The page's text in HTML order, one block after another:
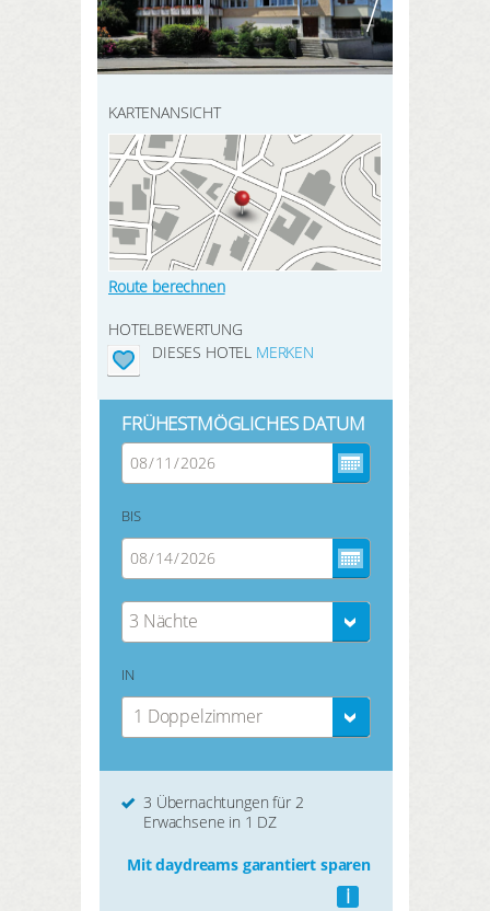
HIER REGISTRIEREN
ANMELDEN
SUCHEN
KARTENANSICHT
Route berechnen
HOTELBEWERTUNG
DIESES HOTEL MERKEN
FRÜHESTMÖGLICHES DATUM
BIS
3 Nächte
IN
1 Doppelzimmer
3 Übernachtungen für 2
Erwachsene in 1 DZ
Mit daydreams garantiert sparen
i